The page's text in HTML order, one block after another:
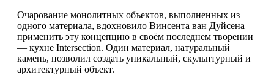
Очарование монолитных объектов, выполненных из
одного материала, вдохновило Винсента ван Дуйсена
применить эту концепцию в своём последнем творении
— кухне Intersection. Один материал, натуральный
камень, позволил создать уникальный, скульптурный и
архитектурный объект.